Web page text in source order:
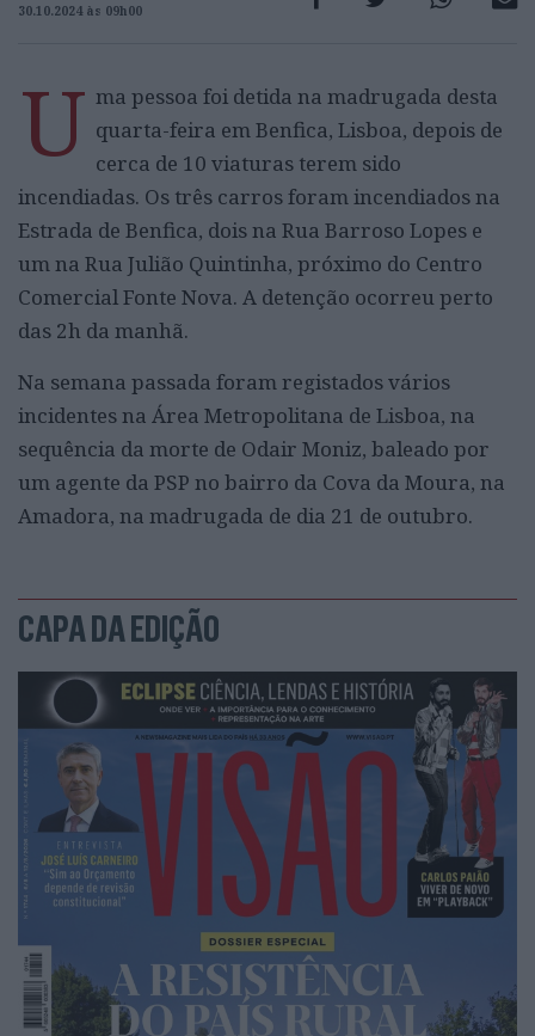
30.10.2024 às 09h00
U ma pessoa foi detida na madrugada desta
quarta-feira em Benfica, Lisboa, depois de
cerca de 10 viaturas terem sido
incendiadas. Os três carros foram incendiados na
Estrada de Benfica, dois na Rua Barroso Lopes e
um na Rua Julião Quintinha, próximo do Centro
Comercial Fonte Nova. A detenção ocorreu perto
das 2h da manhã.
Na semana passada foram registados vários
incidentes na Área Metropolitana de Lisboa, na
sequência da morte de Odair Moniz, baleado por
um agente da PSP no bairro da Cova da Moura, na
Amadora, na madrugada de dia 21 de outubro.
CAPA DA EDIÇÃO